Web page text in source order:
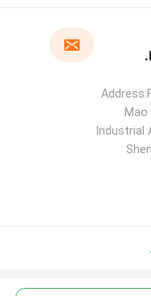
Electronics Co., Ltd.
Mao
Industrial